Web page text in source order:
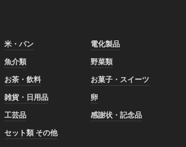
米・パン
電化製品
魚介類
野菜類
お茶・飲料
お菓子・スイーツ
雑貨・日用品
卵
工芸品
感謝状・記念品
セット類 その他